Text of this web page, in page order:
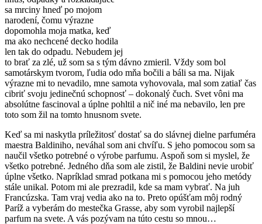
sa mrciny hneď po mojom
narodení, čomu výrazne
dopomohla moja matka, keď
ma ako nechcené decko hodila
len tak do odpadu. Nebudem jej
to brať za zlé, už som sa s tým dávno zmieril. Vždy som bol
samotárskym tvorom, ľudia odo mňa bočili a báli sa ma. Nijak
výrazne mi to nevadilo, mne samota vyhovovala, mal som zatiaľ čas
cibriť svoju jedinečnú schopnosť – dokonalý čuch. Svet vôni ma
absolútne fascinoval a úplne pohltil a nič iné ma nebavilo, len pre
toto som žil na tomto hnusnom svete.
Keď sa mi naskytla príležitosť dostať sa do slávnej dielne parfuméra
maestra Baldiniho, neváhal som ani chvíľu. S jeho pomocou som sa
naučil všetko potrebné o výrobe parfumu. Aspoň som si myslel, že
všetko potrebné. Jedného dňa som ale zistil, že Baldini nevie urobiť
úplne všetko. Napríklad smrad potkana mi s pomocou jeho metódy
stále unikal. Potom mi ale prezradil, kde sa mam vybrať. Na juh
Francúzska. Tam vraj vedia ako na to. Preto opúšťam môj rodný
Paríž a vyberám do mestečka Grasse, aby som vyrobil najlepší
parfum na svete. A vás pozývam na túto cestu so mnou…